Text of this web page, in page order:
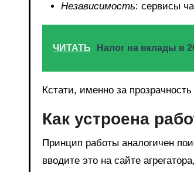
Независимость: сервисы
ЧИТАТЬ Налог на вклады в
Кстати, именно за
Как устроена
Принцип работы аналогичен
вводите это на сайте